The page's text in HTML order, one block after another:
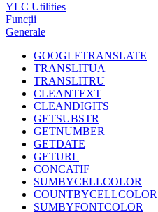
YLC Utilities
Funcții
Generale
GOOGLETRANSLATE
TRANSLITUA
TRANSLITRU
CLEANTEXT
CLEANDIGITS
GETSUBSTR
GETNUMBER
GETDATE
GETURL
CONCATIF
SUMBYCELLCOLOR
COUNTBYCELLCOLOR
SUMBYFONTCOLOR